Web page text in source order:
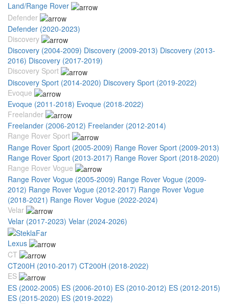
Land/Range Rover
Defender
Defender (2020-2023)
Discovery
Discovery (2004-2009) Discovery (2009-2013) Discovery (2013-
2016) Discovery (2017-2019)
Discovery Sport
Discovery Sport (2014-2020) Discovery Sport (2019-2022)
Evoque
Evoque (2011-2018) Evoque (2018-2022)
Freelander
Freelander (2006-2012) Freelander (2012-2014)
Range Rover Sport
Range Rover Sport (2005-2009) Range Rover Sport (2009-2013)
Range Rover Sport (2013-2017) Range Rover Sport (2018-2020)
Range Rover Vogue
Range Rover Vogue (2005-2009) Range Rover Vogue (2009-
2012) Range Rover Vogue (2012-2017) Range Rover Vogue
(2018-2021) Range Rover Vogue (2022-2024)
Velar
Velar (2017-2023) Velar (2024-2026)
Lexus
CT
CT200H (2010-2017) CT200H (2018-2022)
ES
ES (2002-2005) ES (2006-2010) ES (2010-2012) ES (2012-2015)
ES (2015-2020) ES (2019-2022)